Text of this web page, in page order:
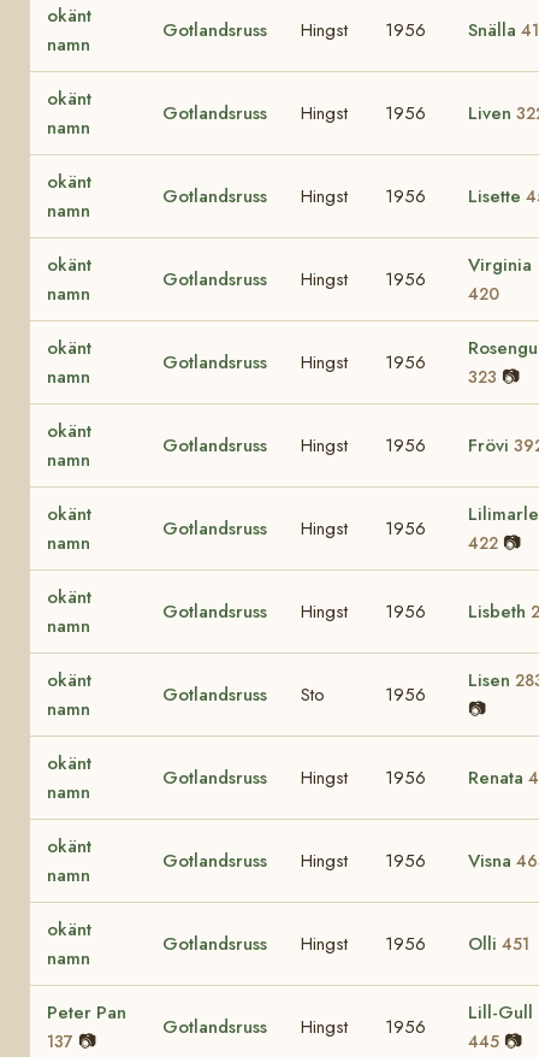
okänt
namn
Gotlandsruss Hingst 1956 Snälla
okänt
namn
Gotlandsruss Hingst 1956 Liven
okänt
namn
Gotlandsruss Hingst 1956 Lisette
okänt
namn
Gotlandsruss Hingst 1956
Virginia
420
okänt
namn
Gotlandsruss Hingst 1956
323 📷
okänt
namn
Gotlandsruss Hingst 1956 Frövi
okänt
namn
Gotlandsruss Hingst 1956
422 📷
okänt
namn
Gotlandsruss Hingst 1956 Lisbeth
okänt
namn
Gotlandsruss Sto 1956
Lisen
📷
okänt
namn
Gotlandsruss Hingst 1956 Renata
okänt
namn
Gotlandsruss Hingst 1956 Visna
okänt
namn
Gotlandsruss Hingst 1956 Olli 451
Peter Pan
137 📷
Gotlandsruss Hingst 1956
Lill-Gull
445 📷